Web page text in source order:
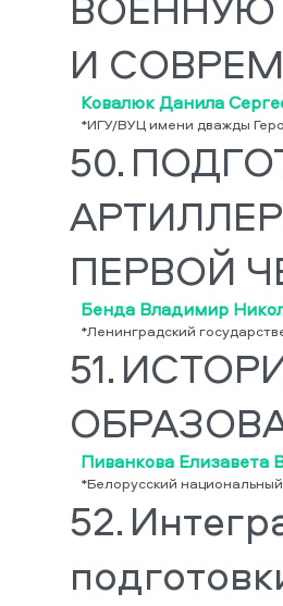
И
Ковалюк Данила
*ИГУ/ВУЦ имени дважды
50.
ПЕРВОЙ
Бенда Владимир
*Ленинградский
51.
Пиванкова Елизавета
*Белорусский
52.